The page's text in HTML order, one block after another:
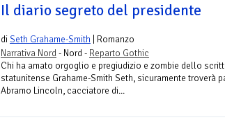
Il diario segreto del presidente
diSeth Grahame-Smith | Romanzo
Narrativa Nord- Nord - Reparto Gothic
Chi ha amato orgoglio e pregiudizio e zombie dello
statunitense Grahame-Smith Seth, sicuramente troverà
Abramo Lincoln, cacciatore di...